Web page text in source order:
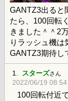
GANTZ3出ると
たら、100回転
きました＾＾2
りラッシュ機は
GANTZ3期待し
1. スターズさん
2022/06/19
100回転付近